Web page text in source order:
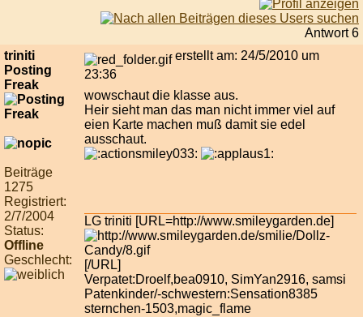
Antwort 6
triniti
Posting
Freak
Beiträge
1275
Registriert:
2/7/2004
Status:
Offline
Geschlecht:
erstellt am: 24/5/2010 um
23:36
wowschaut die klasse aus.
Heir sieht man das man nicht immer viel auf
eien Karte machen muß damit sie edel
ausschaut.
LG triniti [URL=http://www.smileygarden.de]
[/URL]
Verpatet:Droelf,bea0910, SimYan2916, samsi
Patenkinder/-schwestern:Sensation8385
sternchen-1503,magic_flame